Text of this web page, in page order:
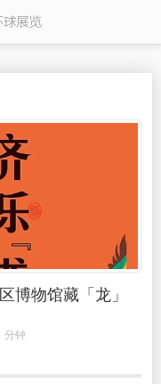
博物馆藏「龙」
分钟